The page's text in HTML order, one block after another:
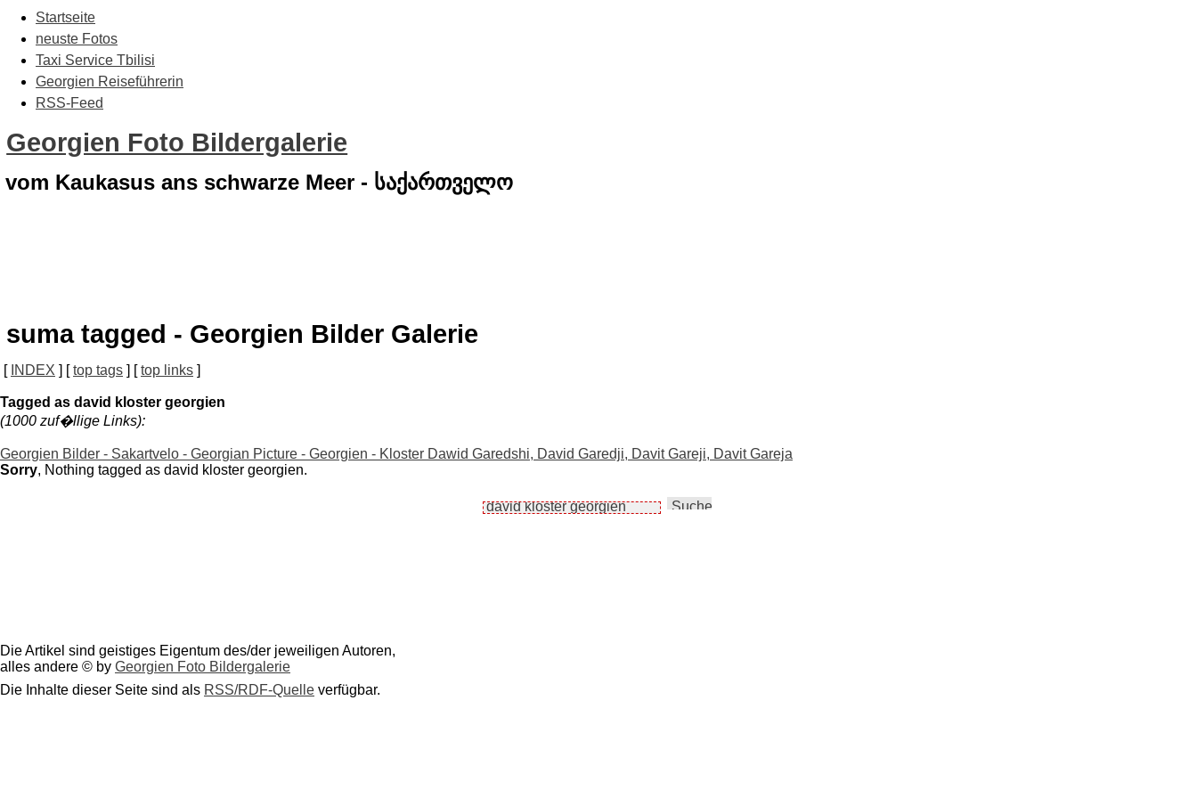
Startseite
neuste Fotos
Taxi Service Tbilisi
Georgien Reiseführerin
RSS-Feed
Georgien Foto Bildergalerie
vom Kaukasus ans schwarze Meer - საქართველო
suma tagged - Georgien Bilder Galerie
[ INDEX ] [top tags ] [top links ]
Tagged as david kloster georgien
(1000 zuf�llige Links):
Georgien Bilder - Sakartvelo - Georgian Picture - Georgien - Kloster Dawid Garedshi, David Garedji, Davit Gareji, Davit Gareja
Sorry, Nothing tagged as david kloster georgien.
Die Artikel sind geistiges Eigentum des/der jeweiligen Autoren,
alles andere © by Georgien Foto Bildergalerie
Die Inhalte dieser Seite sind als RSS/RDF-Quelle verfügbar.